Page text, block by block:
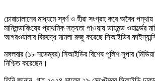
চোরাচালানের মাধ্যমে স্বর্ণ ও হীরা সংগ্রহ করে অবৈধ
মানিলন্ডারিংয়ের প্রাথমিক সত্যতা পাওয়ায় ডায়মন্ড ওয়ার্ল্ডের
আগরওয়ালার বিরুদ্ধে মামলা রুজু করেছে সিআইডির
মঙ্গলবার (১৮ নভেম্বর) সিআইডির বিশেষ পুলিশ সুপার
নিশ্চিত করেছেন।